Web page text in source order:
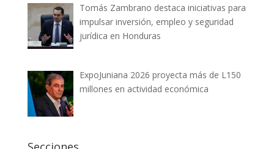
Tomás Zambrano destaca iniciativas para
impulsar inversión, empleo y seguridad
jurídica en Honduras
ExpoJuniana 2026 proyecta más de L150
millones en actividad económica